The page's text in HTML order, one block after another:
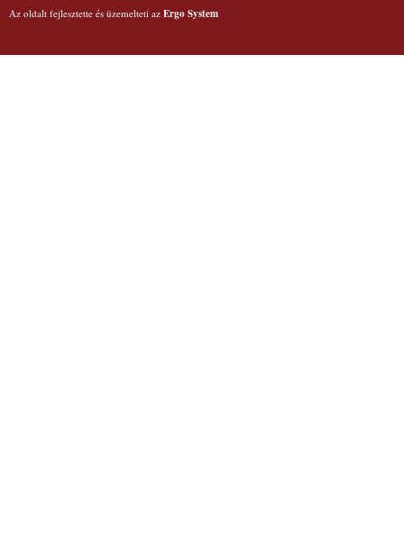
Az oldalt fejlesztette és üzemelteti az Ergo System